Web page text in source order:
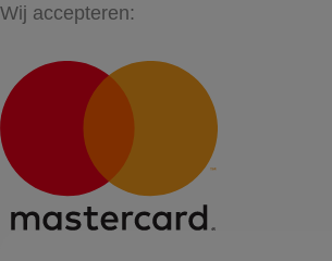
Wij accepteren: